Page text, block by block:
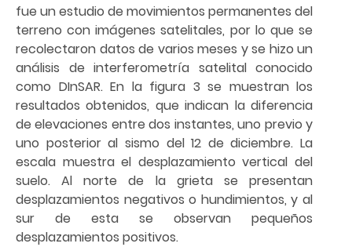
fue un estudio de movimientos permanentes del
terreno con imágenes satelitales, por lo que se
recolectaron datos de varios meses y se hizo un
análisis de interferometría satelital conocido
como DInSAR. En la figura 3 se muestran los
resultados obtenidos, que indican la diferencia
de elevaciones entre dos instantes, uno previo y
uno posterior al sismo del 12 de diciembre. La
escala muestra el desplazamiento vertical del
suelo. Al norte de la grieta se presentan
desplazamientos negativos o hundimientos, y al
sur de esta se observan pequeños
desplazamientos positivos.